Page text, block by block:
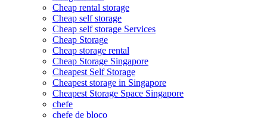
Cheap rental storage
Cheap self storage
Cheap self storage Services
Cheap Storage
Cheap storage rental
Cheap Storage Singapore
Cheapest Self Storage
Cheapest storage in Singapore
Cheapest Storage Space Singapore
chefe
chefe de bloco